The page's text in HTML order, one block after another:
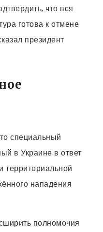
что вся
готова к отмене
президент
специальный
в Украине в ответ
территориальной
нападения
полномочия